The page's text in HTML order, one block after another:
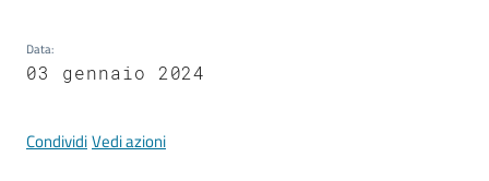
gli
Data:
03 gennaio 2024
CondividiVedi azioni